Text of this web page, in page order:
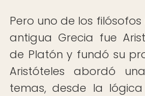
Pero uno de los
antigua Grecia fue
de Platón y fundó su
Aristóteles abordó
temas, desde la